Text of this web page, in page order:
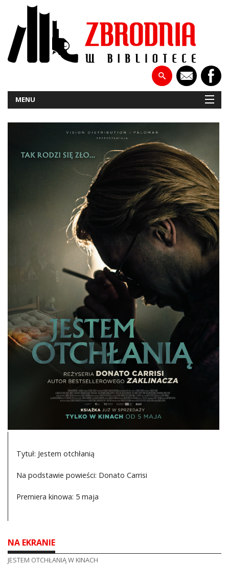
MENU
DO CZYTANIA
KONTAKT
Tytuł: Jestem otchłanią
Na podstawie powieści: Donato Carrisi
Premiera kinowa: 5 maja
NA EKRANIE
JESTEM OTCHŁANIĄ W KINACH